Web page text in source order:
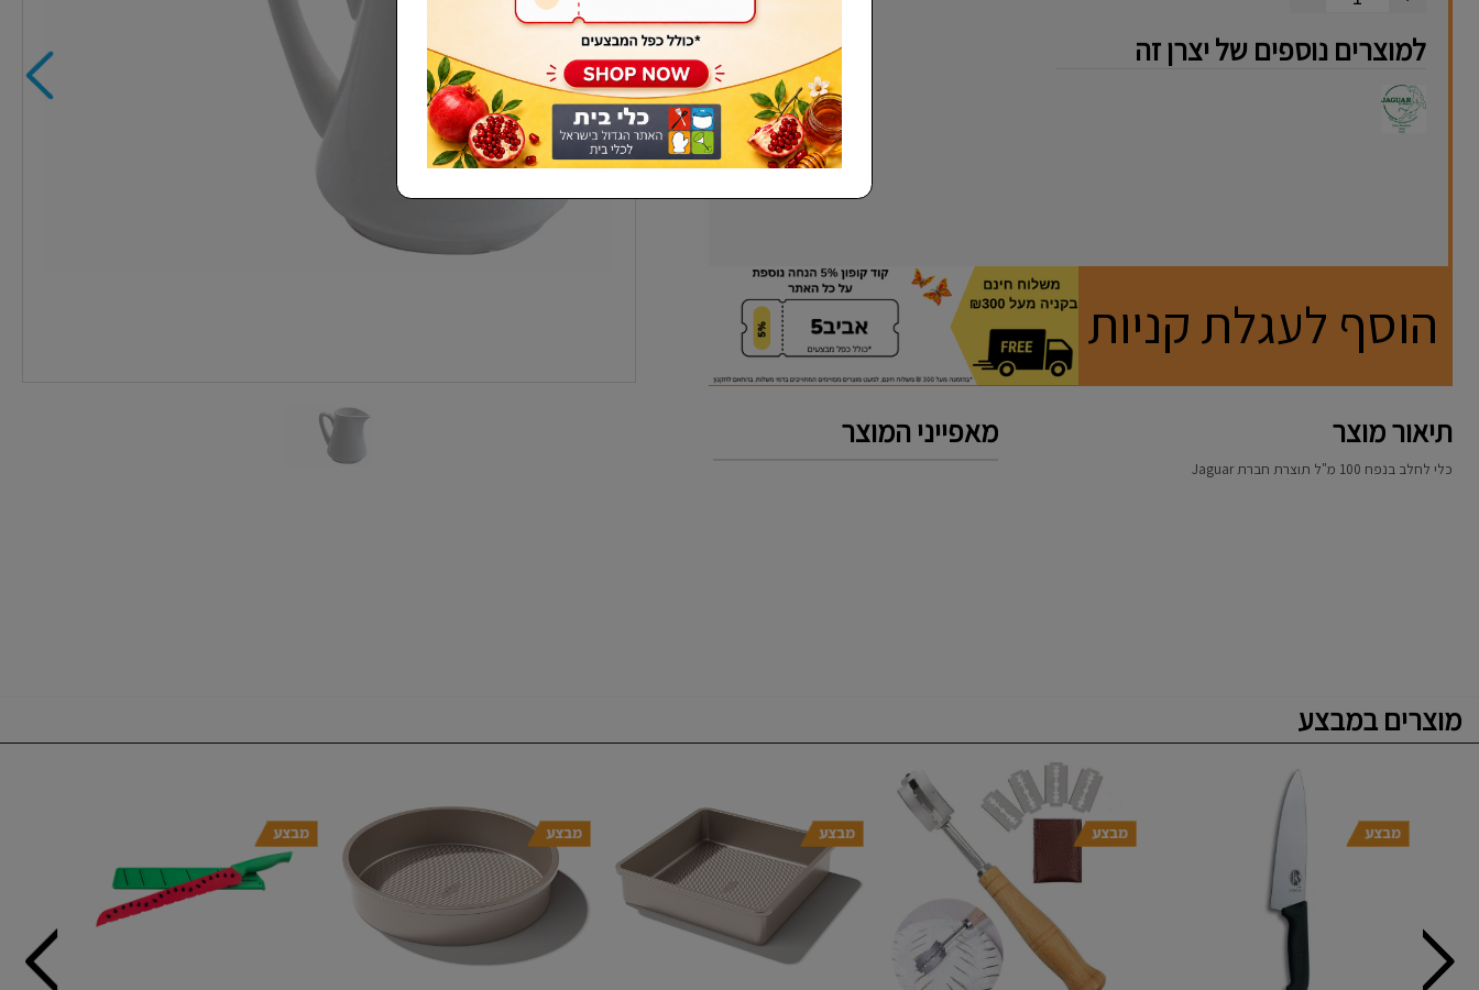
שכחתי סיסמא למוצרים נוספים של יצרן זה
הוסף לעגלת קניות
תיאור מוצר מאפייני המוצר
כלי לחלב בנפח 100 מ"ל תוצרת חברת Jaguar
מוצרים במבצע